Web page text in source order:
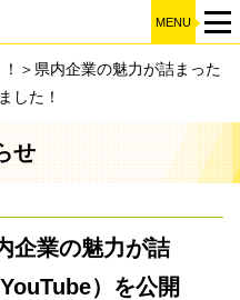
MENU
！＞県内企業の魅力が詰まった
した！
せ
企業の魅力が詰
）を公開